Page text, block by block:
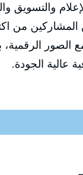
والتسويق
المشاركين من
الصور
عالية الجودة.